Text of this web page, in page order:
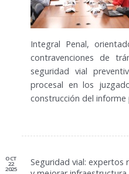
Integral Penal,
contravenciones de
seguridad vial
procesal en los
construcción del
OCT
22
2025
Seguridad vial: expertos